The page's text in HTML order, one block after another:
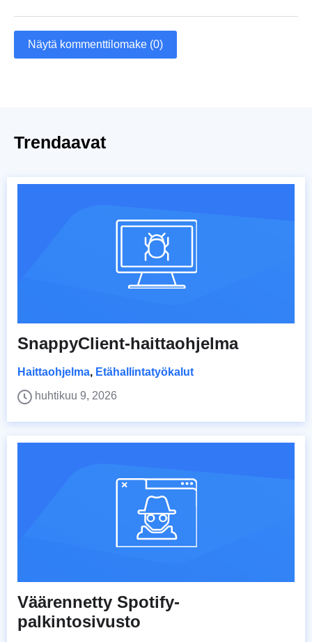
Näytä kommenttilomake (0)
Trendaavat
SnappyClient-haittaohjelma
Haittaohjelma, Etähallintatyökalut
huhtikuu 9, 2026
Väärennetty Spotify-
palkintosivusto